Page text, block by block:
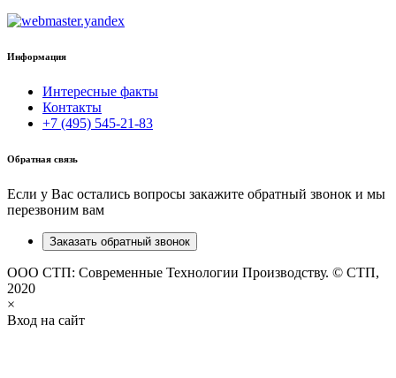
Информация
Интересные факты
Контакты
+7 (495) 545-21-83
Обратная связь
Если у Вас остались вопросы закажите обратный звонок и мы
перезвоним вам
Заказать обратный звонок
ООО СТП: Современные Технологии Производству. © СТП,
2020
×
Вход на сайт